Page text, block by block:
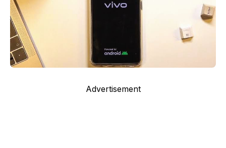
Advertisement